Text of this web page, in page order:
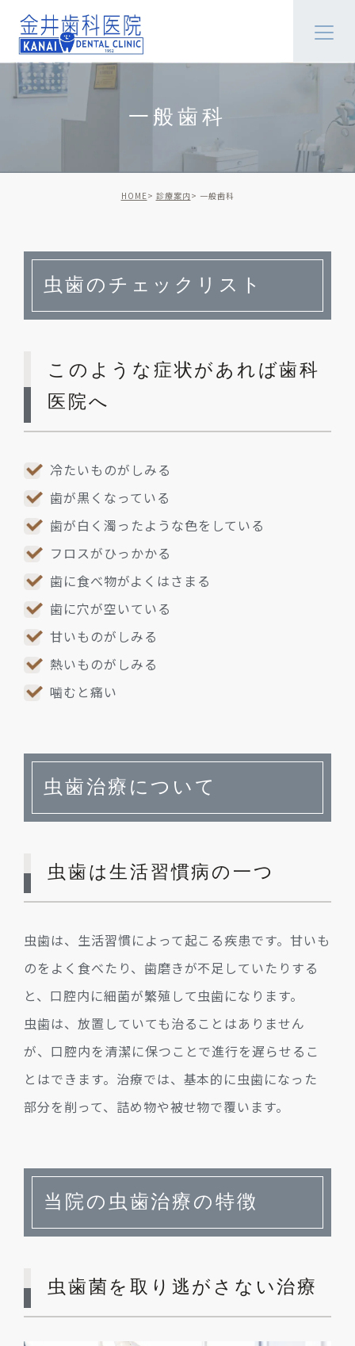
一般歯科
HOME 診療案内 一般歯科
虫歯のチェックリスト
このような症状があれば歯科
医院へ
冷たいものがしみる
歯が黒くなっている
歯が白く濁ったような色をしている
フロスがひっかかる
歯に食べ物がよくはさまる
歯に穴が空いている
甘いものがしみる
熱いものがしみる
噛むと痛い
虫歯治療について
虫歯は生活習慣病の一つ
虫歯は、生活習慣によって起こる疾患です。甘いも
のをよく食べたり、歯磨きが不足していたりする
と、口腔内に細菌が繁殖して虫歯になります。
虫歯は、放置していても治ることはありません
が、口腔内を清潔に保つことで進行を遅らせるこ
とはできます。治療では、基本的に虫歯になった
部分を削って、詰め物や被せ物で覆います。
当院の虫歯治療の特徴
虫歯菌を取り逃がさない治療